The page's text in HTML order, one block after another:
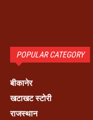
POPULAR CATEGORY
बीकानेर
खटाखट स्टोरी
राजस्थान